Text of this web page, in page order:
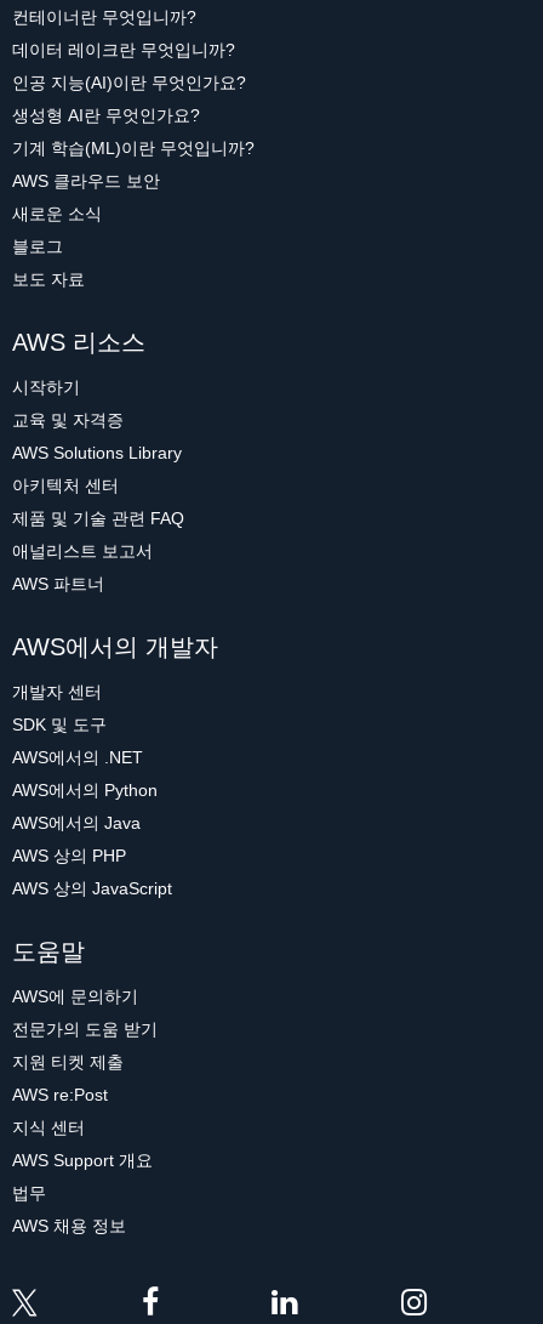
컨테이너란 무엇입니까?
데이터 레이크란 무엇입니까?
인공 지능(AI)이란 무엇인가요?
생성형 AI란 무엇인가요?
기계 학습(ML)이란 무엇입니까?
AWS 클라우드 보안
새로운 소식
블로그
보도 자료
AWS 리소스
시작하기
교육 및 자격증
AWS Solutions Library
아키텍처 센터
제품 및 기술 관련 FAQ
애널리스트 보고서
AWS 파트너
AWS에서의 개발자
개발자 센터
SDK 및 도구
AWS에서의 .NET
AWS에서의 Python
AWS에서의 Java
AWS 상의 PHP
AWS 상의 JavaScript
도움말
AWS에 문의하기
전문가의 도움 받기
지원 티켓 제출
AWS re:Post
지식 센터
AWS Support 개요
법무
AWS 채용 정보